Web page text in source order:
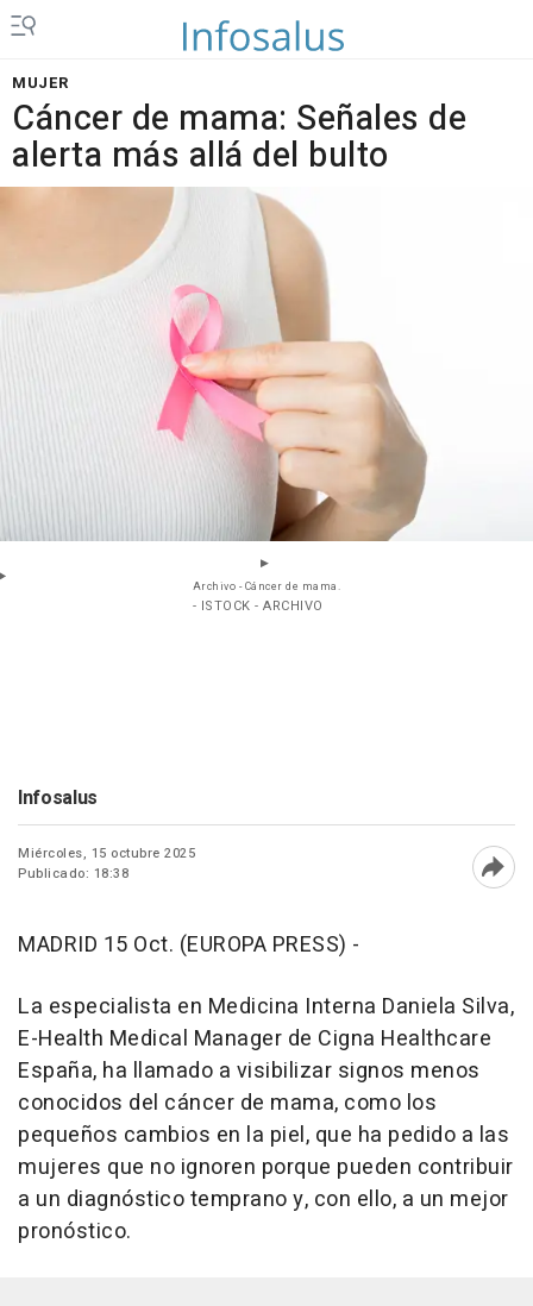
MUJER
Cáncer de mama: Señales de
alerta más allá del bulto
Archivo - Cáncer de mama.
- ISTOCK - ARCHIVO
Infosalus
Miércoles, 15 octubre 2025
Publicado: 18:38
MADRID 15 Oct. (EUROPA PRESS) -
La especialista en Medicina Interna Daniela Silva,
E-Health Medical Manager de Cigna Healthcare
España, ha llamado a visibilizar signos menos
conocidos del cáncer de mama, como los
pequeños cambios en la piel, que ha pedido a las
mujeres que no ignoren porque pueden contribuir
a un diagnóstico temprano y, con ello, a un mejor
pronóstico.